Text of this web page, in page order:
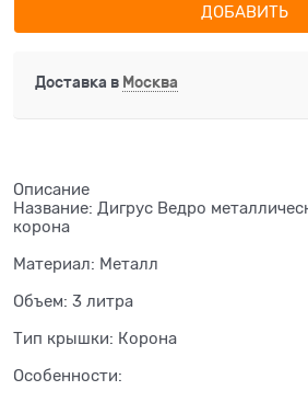
ДОБАВИТЬ
Доставка в Москва
Описание
Название: Дигрус Ведро
корона
Материал: Металл
Объем: 3 литра
Тип крышки: Корона
Особенности: